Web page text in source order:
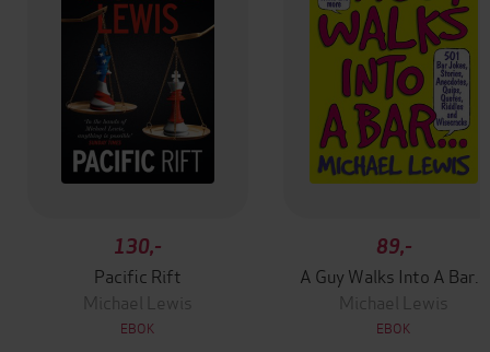
130,-
Pacific Rift
Michael Lewis
EBOK
89,-
A Guy Walks Into A Bar...
Michael Lewis
EBOK